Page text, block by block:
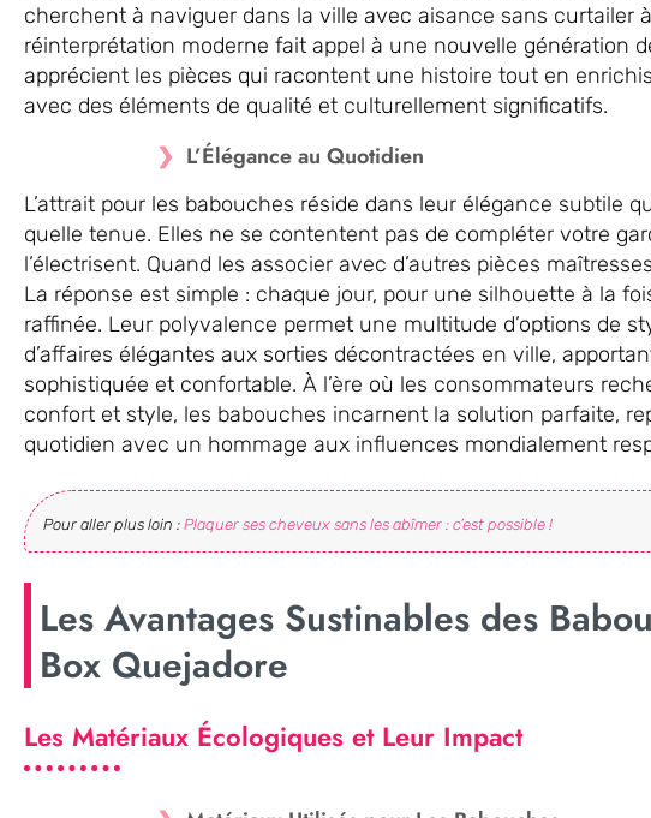
cherchent à naviguer dans la ville avec aisance sans curtailer
réinterprétation moderne fait appel à une nouvelle génération
apprécient les pièces qui racontent une histoire tout en
avec des éléments de qualité et culturellement significatifs.
L’Élégance au Quotidien
L’attrait pour les babouches réside dans leur élégance subtile
quelle tenue. Elles ne se contentent pas de compléter votre
l’électrisent. Quand les associer avec d’autres pièces
La réponse est simple : chaque jour, pour une silhouette à la
raffinée. Leur polyvalence permet une multitude d’options de
d’affaires élégantes aux sorties décontractées en ville,
sophistiquée et confortable. À l’ère où les consommateurs
confort et style, les babouches incarnent la solution parfaite,
quotidien avec un hommage aux influences mondialement
Pour aller plus loin : Plaquer ses cheveux sans les abîmer : c’est possible !
Les Avantages Sustinables des
Box Quejadore
Les Matériaux Écologiques et Leur Impact